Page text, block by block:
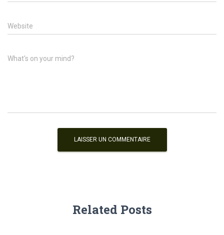
Website
What's on your mind?
Related Posts